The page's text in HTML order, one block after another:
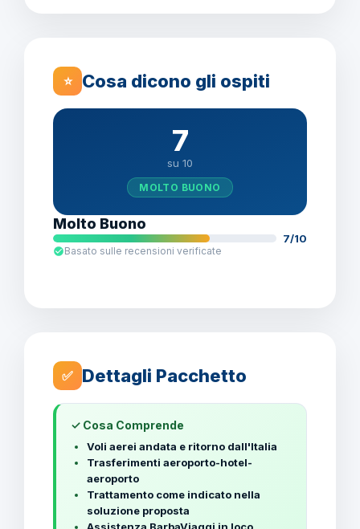
⭐ Cosa dicono gli ospiti
7
su 10
MOLTO BUONO
Molto Buono
7/10
Basato sulle recensioni verificate
✅ Dettagli Pacchetto
✓ Cosa Comprende
Voli aerei andata e ritorno dall'Italia
Trasferimenti aeroporto-hotel-
aeroporto
Trattamento come indicato nella
soluzione proposta